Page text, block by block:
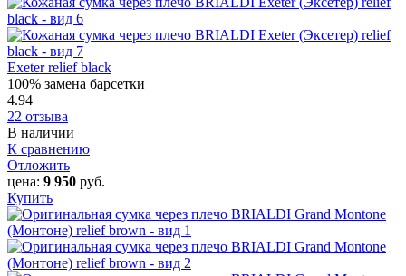
Exeter relief black
100% замена барсетки
4.94
22 отзыва
В наличии
К сравнению
Отложить
цена: 9 950 руб.
Купить